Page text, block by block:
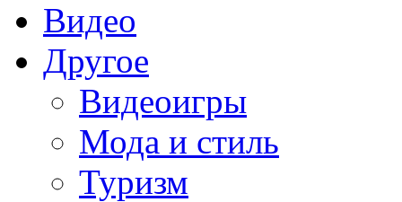
Видео
Другое
Видеоигры
Мода и стиль
Туризм